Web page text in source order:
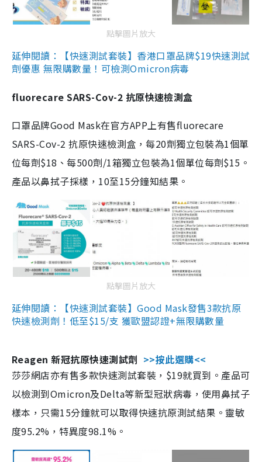
點擊圖片放大
延伸閱讀：【快速測試套裝】香港口罩品牌$19快速測試
劑優惠 無限購數量！可檢測Omicron病毒
fluorecare SARS-Cov-2 抗原快速檢測盒
口罩品牌Good Mask在官方APP上有售fluorecare
SARS-Cov-2 抗原快速檢測盒，每20劑獨立包裝為1個單
位每劑$18、每500劑/1箱獨立包裝為1個單位每劑$15。
產品以鼻拭子採樣，10至15分鐘知結果。
點擊圖片放大
延伸閱讀：【快速測試套裝】Good Mask發售3款抗原
快速檢測劑！低至$15/支 獲歐盟認證+無限購數量
Reagen 新冠抗原快速測試劑 >>按此選購<<
莎莎網店亦有售多款快速測試套裝，$19就買到。產品可
以檢測到Omicron及Delta等新型冠狀病毒，使用鼻拭子
樣本，只需15分鐘就可以取得快速抗原測試結果。靈敏
度95.2%，特異度98.1%。